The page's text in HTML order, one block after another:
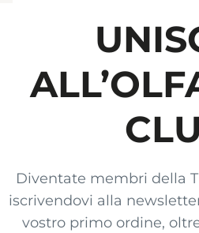
Diventate membri della
iscrivendovi alla
vostro primo ordine,